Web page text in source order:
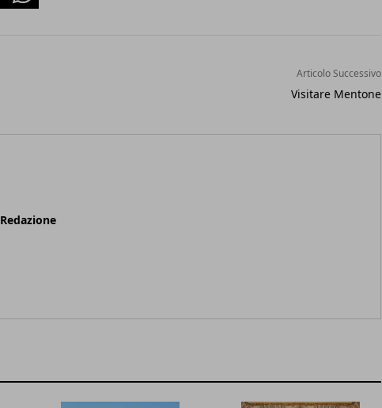
Articolo Successivo
Visitare Mentone
Redazione